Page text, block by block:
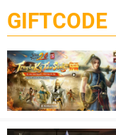
GIFTCODE